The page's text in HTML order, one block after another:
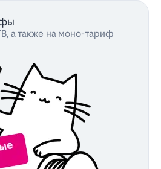
а также на моно-тариф